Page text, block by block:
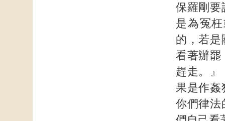
保羅剛要
是為冤
的，若是
看著辦罷
趕走。』
果是作姦
你們律法